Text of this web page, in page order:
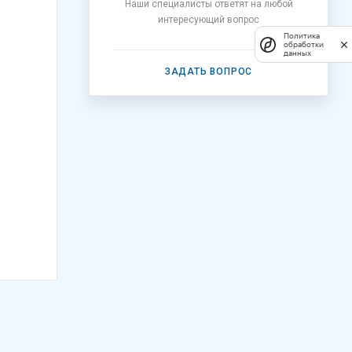
Наши специалисты ответят на любой
интересующий вопрос
ЗАДАТЬ ВОПРОС
Политика
обработки
данных